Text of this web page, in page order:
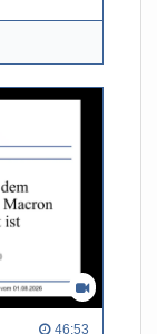
46:53